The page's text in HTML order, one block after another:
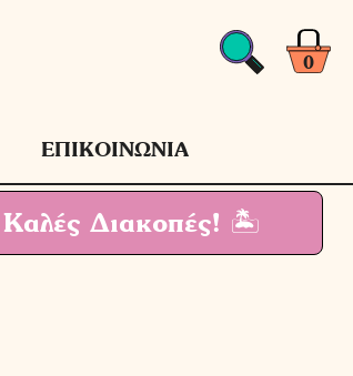
0
ΕΠΙΚΟΙΝΩΝΙΑ
Καλές Διακοπές! 🏝